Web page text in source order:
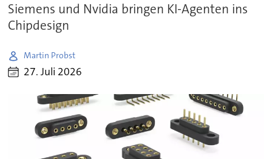
Siemens und Nvidia bringen KI-Agenten ins
Chipdesign
Martin Probst
27. Juli 2026